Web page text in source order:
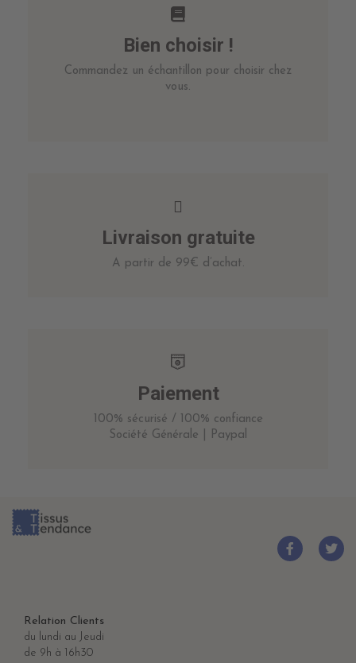
Bien choisir !
Commandez un échantillon pour choisir chez
vous.
Livraison gratuite
A partir de 99€ d’achat.
Paiement
100% sécurisé / 100% confiance
Société Générale | Paypal
Relation Clients
du lundi au Jeudi
de 9h à 16h30